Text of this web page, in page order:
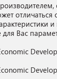
отличаться
Вас